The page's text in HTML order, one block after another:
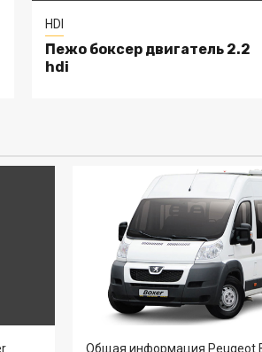
HDI
Пежо боксер двигатель 2.2
hdi
Общая информация Peugeot